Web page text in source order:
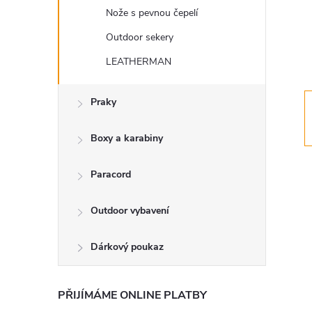
n
e
Nože s pevnou čepelí
Outdoor sekery
LEATHERMAN
Praky
Boxy a karabiny
Paracord
Outdoor vybavení
Dárkový poukaz
PŘIJÍMÁME ONLINE PLATBY